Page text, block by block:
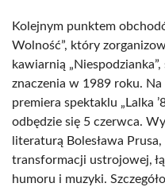
Kolejnym punktem
Wolność”, który
kawiarnią
znaczenia w 1989 roku.
premiera spektaklu „Lalka
odbędzie się 5 czerwca.
literaturą Bolesława
transformacji ustrojowej,
humoru i muzyki.